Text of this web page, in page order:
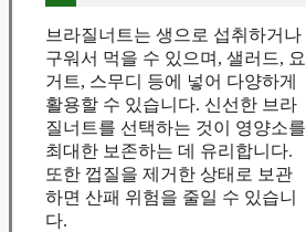
브라질너트는 생으로 섭취하거나
구워서 먹을 수 있으며, 샐러드, 요
거트, 스무디 등에 넣어 다양하게
활용할 수 있습니다. 신선한 브라
질너트를 선택하는 것이 영양소를
최대한 보존하는 데 유리합니다.
또한 껍질을 제거한 상태로 보관
하면 산패 위험을 줄일 수 있습니
다.